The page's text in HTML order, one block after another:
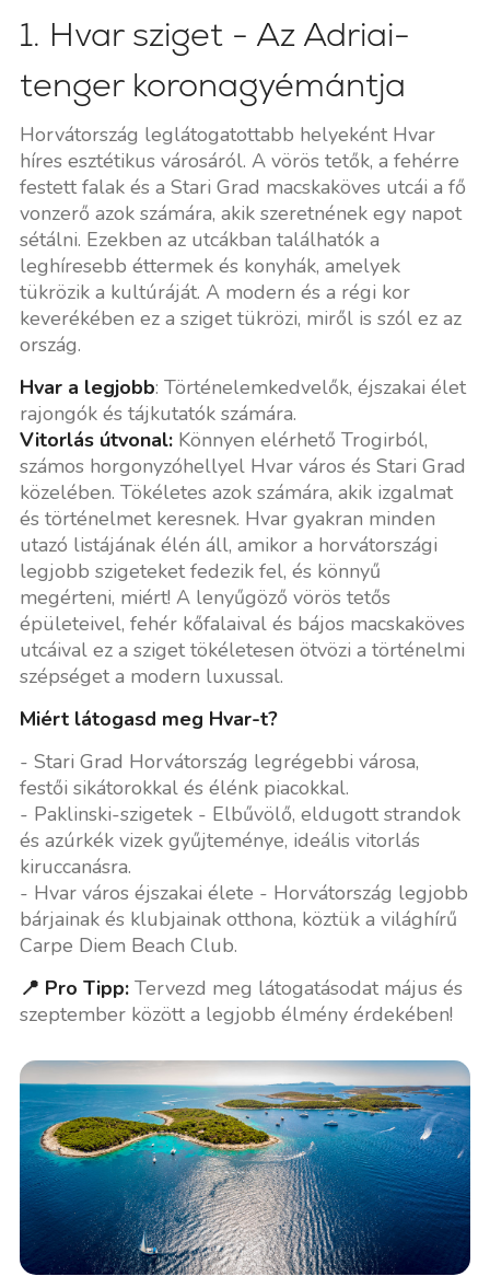
1. Hvar sziget - Az Adriai-
tenger koronagyémántja
Horvátország leglátogatottabb helyeként Hvar
híres esztétikus városáról. A vörös tetők, a fehérre
festett falak és a Stari Grad macskaköves utcái a fő
vonzerő azok számára, akik szeretnének egy napot
sétálni. Ezekben az utcákban találhatók a
leghíresebb éttermek és konyhák, amelyek
tükrözik a kultúráját. A modern és a régi kor
keverékében ez a sziget tükrözi, miről is szól ez az
ország.
Hvar a legjobb: Történelemkedvelők, éjszakai élet
rajongók és tájkutatók számára.
Vitorlás útvonal:Könnyen elérhető Trogirból,
számos horgonyzóhellyel Hvar város és Stari Grad
közelében. Tökéletes azok számára, akik izgalmat
és történelmet keresnek. Hvar gyakran minden
utazó listájának élén áll, amikor a horvátországi
legjobb szigeteket fedezik fel, és könnyű
megérteni, miért! A lenyűgöző vörös tetős
épületeivel, fehér kőfalaival és bájos macskaköves
utcáival ez a sziget tökéletesen ötvözi a történelmi
szépséget a modern luxussal.
Miért látogasd meg Hvar-t?
- Stari Grad Horvátország legrégebbi városa,
festői sikátorokkal és élénk piacokkal.
- Paklinski-szigetek - Elbűvölő, eldugott strandok
és azúrkék vizek gyűjteménye, ideális vitorlás
kiruccanásra.
- Hvar város éjszakai élete - Horvátország legjobb
bárjainak és klubjainak otthona, köztük a világhírű
Carpe Diem Beach Club.
📍 Pro Tipp:Tervezd meg látogatásodat május és
szeptember között a legjobb élmény érdekében!